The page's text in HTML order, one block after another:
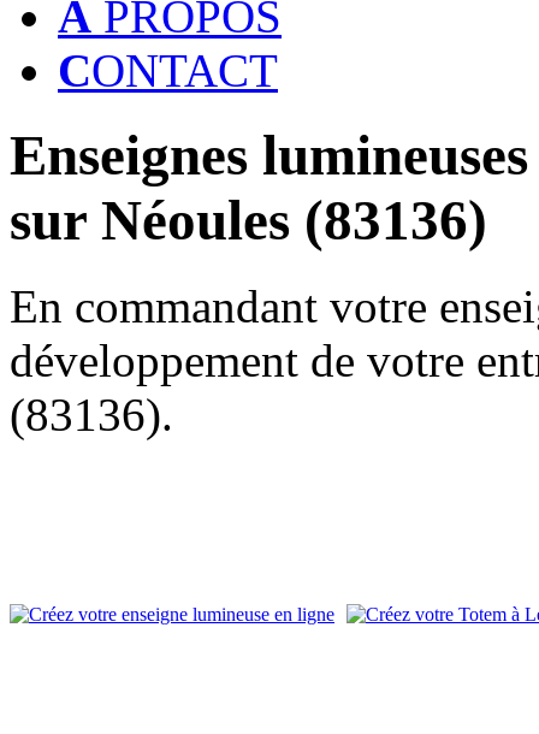
À PROPOS
CONTACT
Enseignes
sur Néoules (83136)
En commandant votre
développement de votre
(83136).